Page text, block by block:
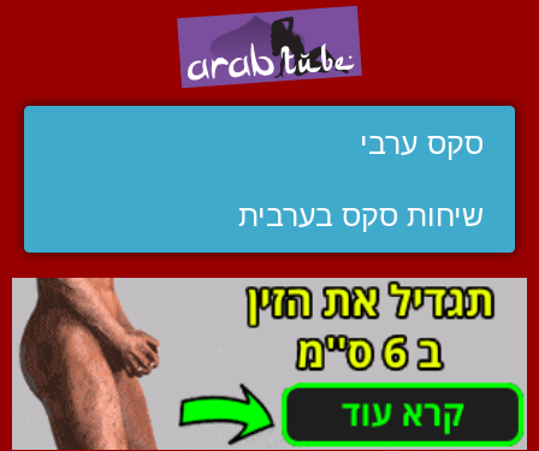
סקס ערבי
שיחות סקס בערבית